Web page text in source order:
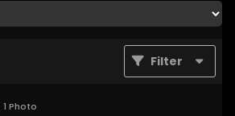
Filter
1 Photo